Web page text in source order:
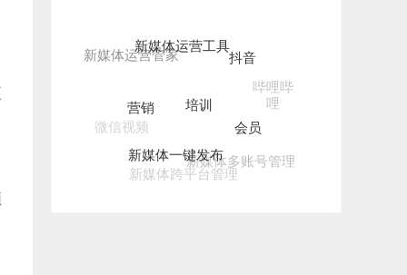
哔哩哔
哩
微信视频
新媒体多账号管理
新媒体跨平台管理
新媒体一键发布